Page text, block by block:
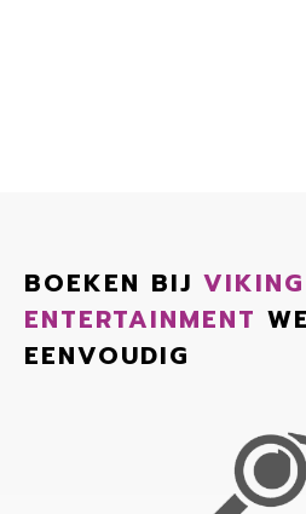
BOEKEN BIJ VIKING
ENTERTAINMENT
EENVOUDIG